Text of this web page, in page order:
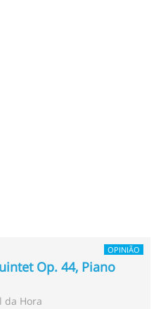
OPINIÃO
Op. 44, Piano
da Hora